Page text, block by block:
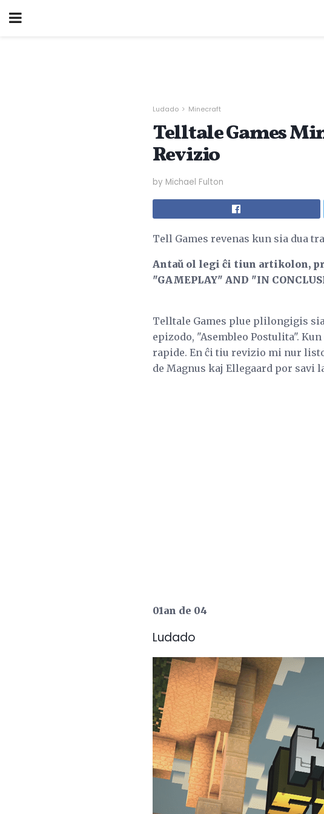
Ludado Minecraft
Telltale Games
Revizio
by Michael Fulton
Tell Games revenas kun sia dua
Antaŭ ol legi ĉi tiun artikolon,
"GAMEPLAY" AND "IN
Telltale Games plue plilongigis
epizodo, "Asembleo Postulita".
rapide. En ĉi tiu revizio mi nur
de Magnus kaj Ellegaard por savi
01an de 04
Ludado